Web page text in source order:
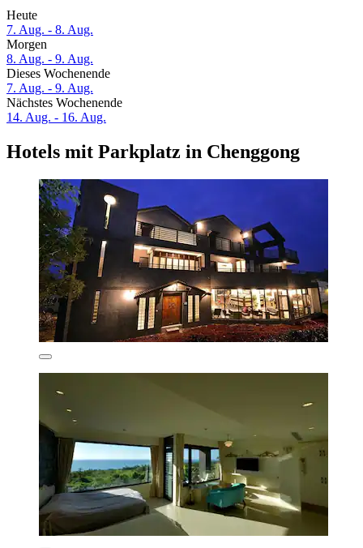
Heute
7. Aug. - 8. Aug.
Morgen
8. Aug. - 9. Aug.
Dieses Wochenende
7. Aug. - 9. Aug.
Nächstes Wochenende
14. Aug. - 16. Aug.
Hotels mit Parkplatz in Chenggong